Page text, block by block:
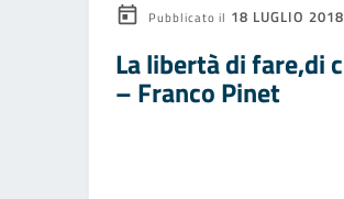
Pubblicato il 18 LUGLIO 2018
La libertà di fare,di
– Franco Pinet